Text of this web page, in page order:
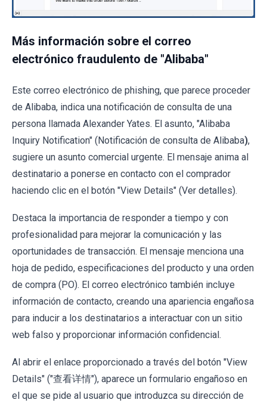
Más información sobre el correo
electrónico fraudulento de "Alibaba"
Este correo electrónico de phishing, que parece proceder
de Alibaba, indica una notificación de consulta de una
persona llamada Alexander Yates. El asunto, "Alibaba
Inquiry Notification" (Notificación de consulta de Alibaba),
sugiere un asunto comercial urgente. El mensaje anima al
destinatario a ponerse en contacto con el comprador
haciendo clic en el botón "View Details" (Ver detalles).
Destaca la importancia de responder a tiempo y con
profesionalidad para mejorar la comunicación y las
oportunidades de transacción. El mensaje menciona una
hoja de pedido, especificaciones del producto y una orden
de compra (PO). El correo electrónico también incluye
información de contacto, creando una apariencia engañosa
para inducir a los destinatarios a interactuar con un sitio
web falso y proporcionar información confidencial.
Al abrir el enlace proporcionado a través del botón "View
Details" ("查看详情"), aparece un formulario engañoso en
el que se pide al usuario que introduzca su dirección de